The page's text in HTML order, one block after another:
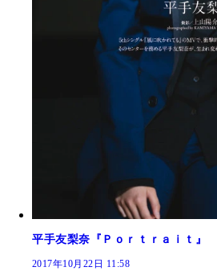
平手友梨奈『Ｐｏｒｔｒａｉｔ』
2017年10月22日 11:58